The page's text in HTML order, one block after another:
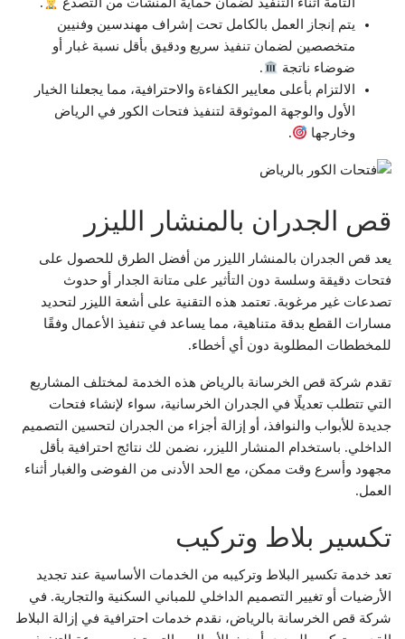
التامة أثناء التنفيذ لضمان حماية المنشآت من التصدع
.
يتم إنجاز العمل بالكامل تحت إشراف مهندسين وفنيين
متخصصين لضمان تنفيذ سريع ودقيق بأقل نسبة غبار أو
ضوضاء ناتجة
.
الالتزام بأعلى معايير الكفاءة والاحترافية، مما يجعلنا الخيار
الأول والوجهة الموثوقة لتنفيذ فتحات الكور في الرياض
وخارجها
.
قص الجدران بالمنشار الليزر
يعد قص الجدران بالمنشار الليزر من أفضل الطرق للحصول على
فتحات دقيقة وسلسة دون التأثير على متانة الجدار أو حدوث
تصدعات غير مرغوبة. تعتمد هذه التقنية على أشعة الليزر لتحديد
مسارات القطع بدقة متناهية، مما يساعد في تنفيذ الأعمال وفقًا
للمخططات المطلوبة دون أي أخطاء.
تقدم شركة قص الخرسانة بالرياض هذه الخدمة لمختلف المشاريع
التي تتطلب تعديلًا في الجدران الخرسانية، سواء لإنشاء فتحات
جديدة للأبواب والنوافذ، أو إزالة أجزاء من الجدران لتحسين التصميم
الداخلي. باستخدام المنشار الليزر، نضمن لك نتائج احترافية بأقل
مجهود وأسرع وقت ممكن، مع الحد الأدنى من الفوضى والغبار أثناء
العمل.
تكسير بلاط وتركيب
تعد خدمة تكسير البلاط وتركيبه من الخدمات الأساسية عند تجديد
الأرضيات أو تغيير التصميم الداخلي للمباني السكنية والتجارية. في
شركة قص الخرسانة بالرياض، نقدم خدمات احترافية في إزالة البلاط